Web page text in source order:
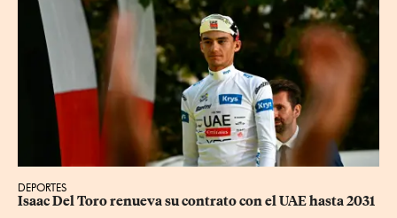
DEPORTES
Isaac Del Toro renueva su contrato con el UAE hasta 2031